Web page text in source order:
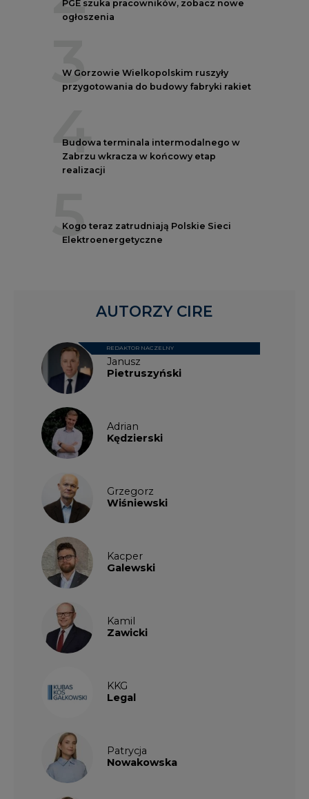
ogłoszenia
3
W Gorzowie Wielkopolskim ruszyły
przygotowania do budowy fabryki rakiet
4
Budowa terminala intermodalnego w
Zabrzu wkracza w końcowy etap
realizacji
5
Kogo teraz zatrudniają Polskie Sieci
Elektroenergetyczne
Janusz
Pietruszyński
REDAKTOR NACZELNY
Adrian
Kędzierski
Grzegorz
Wiśniewski
Kacper
Galewski
Kamil
Zawicki
KKG
Legal
Patrycja
Nowakowska
AUTORZY CIRE